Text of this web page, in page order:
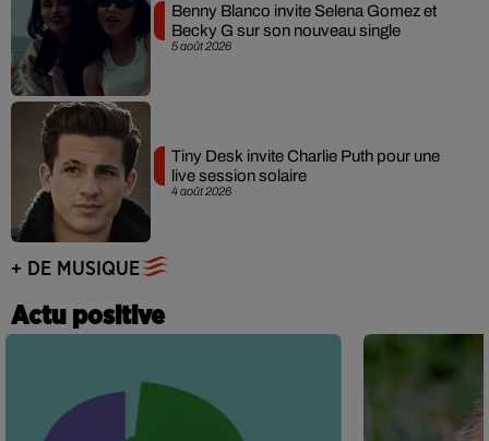
5 août 2026
Benny Blanco invite Selena Gomez et
Becky G sur son nouveau single
4 août 2026
Tiny Desk invite Charlie Puth pour une
live session solaire
+ DE MUSIQUE
Actu positive